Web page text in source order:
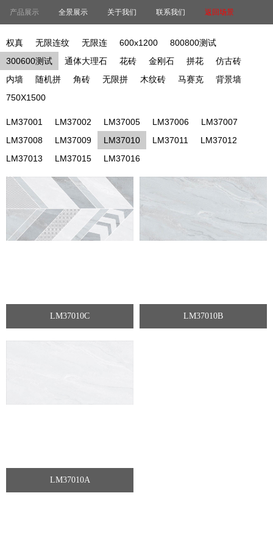
产品展示 全景展示 关于我们 联系我们 返回场景
权真 无限连纹 无限连 600x1200
800800测试
300600测试
通体大理石 花砖 金刚石 拼花
仿古砖
内墙
随机拼 角砖 无限拼 木纹砖 马赛克
背景墙
750X1500
LM37001 LM37002 LM37005 LM37006
LM37007
LM37008
LM37009 LM37010 LM37011
LM37012
LM37013
LM37015 LM37016
LM37010C LM37010B
LM37010A